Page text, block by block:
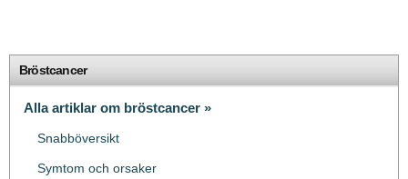
Bröstcancer
Alla artiklar om bröstcancer »
Snabböversikt
Symtom och orsaker